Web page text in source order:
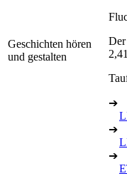
Geschichten hören
und gestalten
➔
➔
➔